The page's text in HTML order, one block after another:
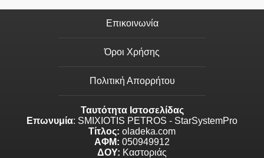
Επικοινωνία
Όροι Χρήσης
Πολιτική Απορρήτου
Ταυτότητα Ιστοσελίδας
Επωνυμία: SMIXIOTIS PETROS - StarSystemPro
Τίτλος: oladeka.com
ΑΦΜ: 050949912
ΔΟΥ: Καστοριάς